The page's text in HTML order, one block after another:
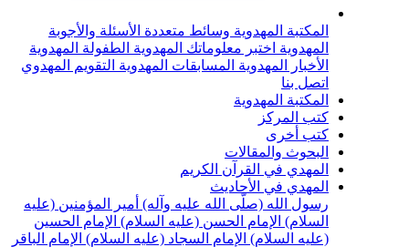
المهدويةوسائط متعددةالأسئلة والأجوبة
اختبر معلوماتك المهدويةالطفولة المهدوية
المهدويةالمسابقات المهدويةالتقويم المهدوي
المهدوية
والمقالات
في القرآن الكريم
في الأحاديث
الله (صلّى الله عليه وآله) أمير المؤمنين (عليه
الإمام الحسن (عليه السلام) الإمام الحسين
الإمام السجاد (عليه السلام) الإمام الباقر